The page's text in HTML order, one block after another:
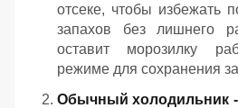
отсеке, чтобы избежать
запахов без лишнего
оставит морозилку
режиме для сохранения
Обычный холодильник